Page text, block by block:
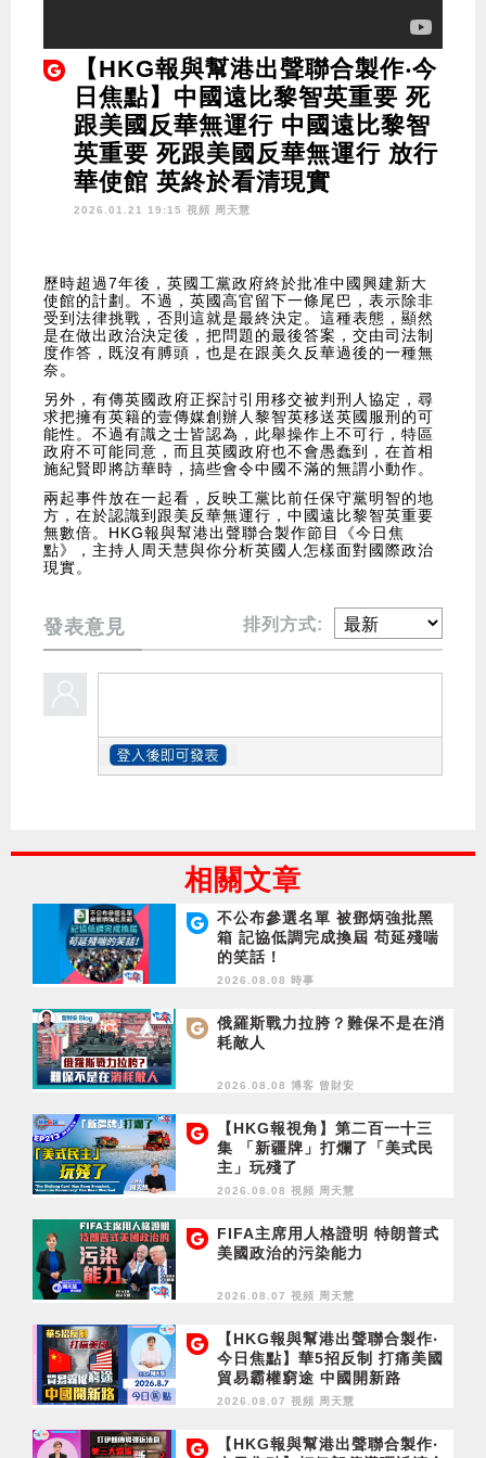
【HKG報與幫港出聲聯合製作‧今
日焦點】中國遠比黎智英重要 死
跟美國反華無運行 中國遠比黎智
英重要 死跟美國反華無運行 放行
華使館 英終於看清現實
2026.01.21 19:15 視頻 周天慧
歷時超過7年後，英國工黨政府終於批准中國興建新大
使館的計劃。不過，英國高官留下一條尾巴，表示除非
受到法律挑戰，否則這就是最終決定。這種表態，顯然
是在做出政治決定後，把問題的最後答案，交由司法制
度作答，既沒有膊頭，也是在跟美久反華過後的一種無
奈。
另外，有傳英國政府正探討引用移交被判刑人協定，尋
求把擁有英籍的壹傳媒創辦人黎智英移送英國服刑的可
能性。不過有識之士皆認為，此舉操作上不可行，特區
政府不可能同意，而且英國政府也不會愚蠢到，在首相
施紀賢即將訪華時，搞些會令中國不滿的無謂小動作。
兩起事件放在一起看，反映工黨比前任保守黨明智的地
方，在於認識到跟美反華無運行，中國遠比黎智英重要
無數倍。HKG報與幫港出聲聯合製作節目《今日焦
點》，主持人周天慧與你分析英國人怎樣面對國際政治
現實。
發表意見 排列方式:
相關文章
不公布參選名單 被鄧炳強批黑
箱 記協低調完成換屆 苟延殘喘
的笑話！
2026.08.08 時事
俄羅斯戰力拉胯？難保不是在消
耗敵人
2026.08.08 博客 曾財安
【HKG報視角】第二百一十三
集 「新疆牌」打爛了「美式民
主」玩殘了
2026.08.08 視頻 周天慧
FIFA主席用人格證明 特朗普式
美國政治的污染能力
2026.08.07 視頻 周天慧
【HKG報與幫港出聲聯合製作‧
今日焦點】華5招反制 打痛美國
貿易霸權窮途 中國開新路
2026.08.07 視頻 周天慧
【HKG報與幫港出聲聯合製作‧